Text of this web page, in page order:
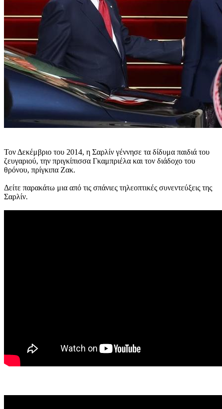
Τον Δεκέμβριο του 2014, η Σαρλίν γέννησε τα δίδυμα παιδιά του
ζευγαριού, την πριγκίπισσα Γκαμπριέλα και τον διάδοχο του
θρόνου, πρίγκιπα Ζακ.
Δείτε παρακάτω μια από τις σπάνιες τηλεοπτικές συνεντεύξεις της
Σαρλίν.